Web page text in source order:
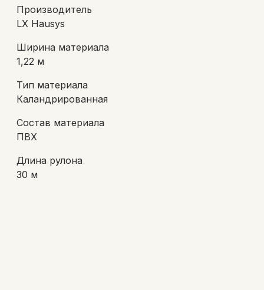
Производитель
LX Hausys
Ширина материала
1,22 м
Тип материала
Каландрированная
Состав материала
ПВХ
Длина рулона
30 м